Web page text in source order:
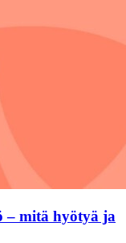
– mitä hyötyä ja